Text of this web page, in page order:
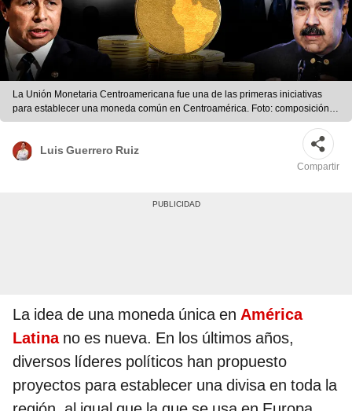
La Unión Monetaria Centroamericana fue una de las primeras iniciativas
para establecer una moneda común en Centroamérica. Foto: composición
LR/ Jazmin Ceras/ AFP
Luis Guerrero Ruiz
Compartir
La idea de una moneda única en América
Latinano es nueva. En los últimos años,
diversos líderes políticos han propuesto
proyectos para establecer una divisa en toda la